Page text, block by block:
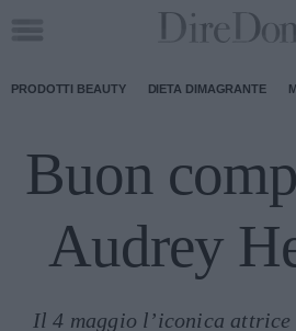
PRODOTTI BEAUTY DIETA DIMAGRANTE
Buon
Audrey
Il 4 maggio l’iconica attrice